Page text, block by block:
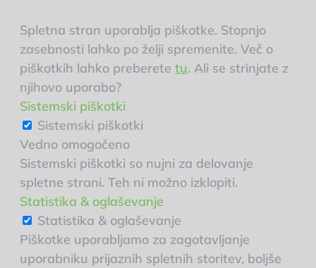
Spletna stran uporablja piškotke. Stopnjo
zasebnosti lahko po želji spremenite. Več o
piškotkih lahko preberete tu. Ali se strinjate z
njihovo uporabo?
Sistemski piškotki
Sistemski piškotki
Vedno omogočeno
Sistemski piškotki so nujni za delovanje
spletne strani. Teh ni možno izklopiti.
Statistika & oglaševanje
Statistika & oglaševanje
Piškotke uporabljamo za zagotavljanje
uporabniku prijaznih spletnih storitev, boljše